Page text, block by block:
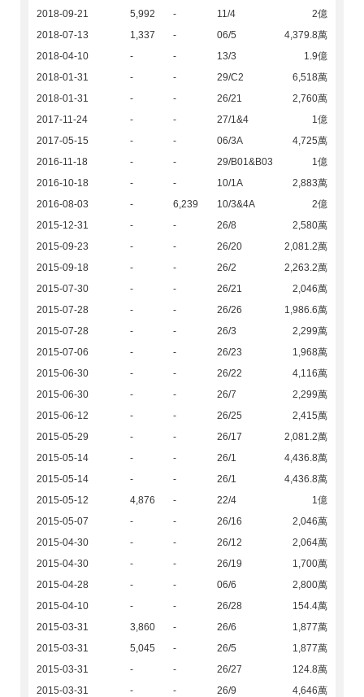
2018-09-21
5,992 - 11/4
2億
2018-07-13
1,337 - 06/5
4,379.8萬
2018-04-10
- - 13/3
1.9億
2018-01-31
- - 29/C2
6,518萬
2018-01-31
- - 26/21
2,760萬
2017-11-24
- - 27/1&4
1億
2017-05-15
- - 06/3A
4,725萬
2016-11-18
- - 29/B01&B03
1億
2016-10-18
- - 10/1A
2,883萬
2016-08-03
- 6,239 10/3&4A
2億
2015-12-31
- - 26/8
2,580萬
2015-09-23
- - 26/20
2,081.2萬
2015-09-18
- - 26/2
2,263.2萬
2015-07-30
- - 26/21
2,046萬
2015-07-28
- - 26/26
1,986.6萬
2015-07-28
- - 26/3
2,299萬
2015-07-06
- - 26/23
1,968萬
2015-06-30
- - 26/22
4,116萬
2015-06-30
- - 26/7
2,299萬
2015-06-12
- - 26/25
2,415萬
2015-05-29
- - 26/17
2,081.2萬
2015-05-14
- - 26/1
4,436.8萬
2015-05-14
- - 26/1
4,436.8萬
2015-05-12
4,876 - 22/4
1億
2015-05-07
- - 26/16
2,046萬
2015-04-30
- - 26/12
2,064萬
2015-04-30
- - 26/19
1,700萬
2015-04-28
- - 06/6
2,800萬
2015-04-10
- - 26/28
154.4萬
2015-03-31
3,860 - 26/6
1,877萬
2015-03-31
5,045 - 26/5
1,877萬
2015-03-31
- - 26/27
124.8萬
2015-03-31
- - 26/9 4,646萬